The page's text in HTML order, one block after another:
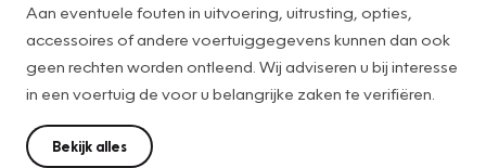
Aan eventuele fouten in uitvoering, uitrusting, opties,
accessoires of andere voertuiggegevens kunnen dan ook
geen rechten worden ontleend. Wij adviseren u bij interesse
in een voertuig de voor u belangrijke zaken te verifiëren.
Bekijk alles